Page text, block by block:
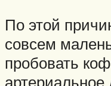
По этой
совсем
пробовать
артериальное